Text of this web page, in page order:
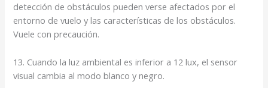
detección de obstáculos pueden verse afectados por el
entorno de vuelo y las características de los obstáculos.
Vuele con precaución.
13. Cuando la luz ambiental es inferior a 12 lux, el sensor
visual cambia al modo blanco y negro.